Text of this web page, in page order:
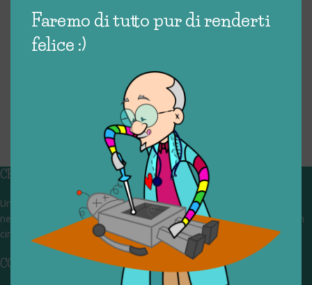
Faremo di tutto pur di renderti
felice :)
CHI SIAMO
Un gruppo di volontari che sognano di diventare un centro del riuso e
nel frattempo ricevono in dono giocattoli, li riparano e li reimmettono in
circolazione. Operiamo per un'economia civile, circolare e sostenibile.
CONTATTI